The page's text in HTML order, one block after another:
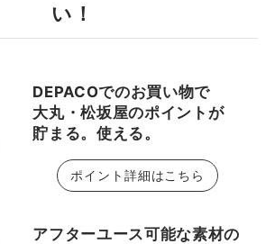
い！
DEPACOでのお買い物で
大丸・松坂屋のポイントが
貯まる。使える。
ポイント詳細はこちら
アフターユース可能な素材の